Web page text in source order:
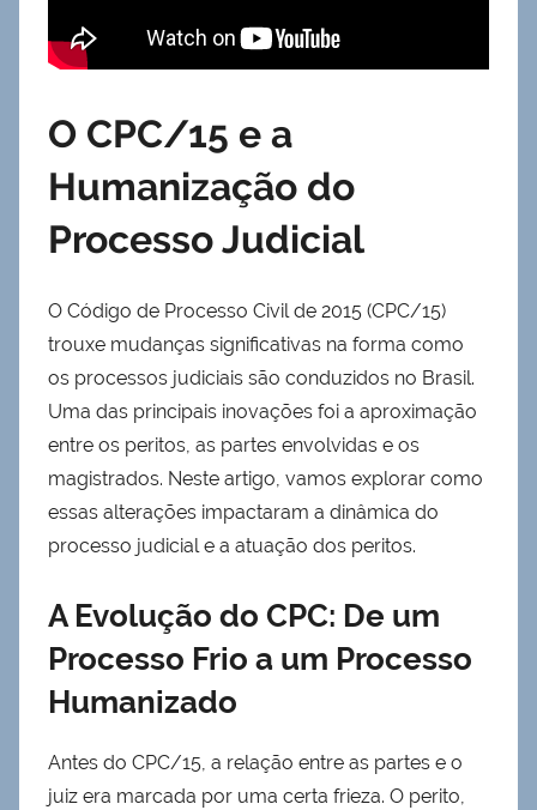
O CPC/15 e a
Humanização do
Processo Judicial
O Código de Processo Civil de 2015 (CPC/15)
trouxe mudanças significativas na forma como
os processos judiciais são conduzidos no Brasil.
Uma das principais inovações foi a aproximação
entre os peritos, as partes envolvidas e os
magistrados. Neste artigo, vamos explorar como
essas alterações impactaram a dinâmica do
processo judicial e a atuação dos peritos.
A Evolução do CPC: De um
Processo Frio a um Processo
Humanizado
Antes do CPC/15, a relação entre as partes e o
juiz era marcada por uma certa frieza. O perito,